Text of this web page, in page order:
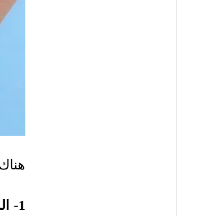
1- السكري من النوع الأول: